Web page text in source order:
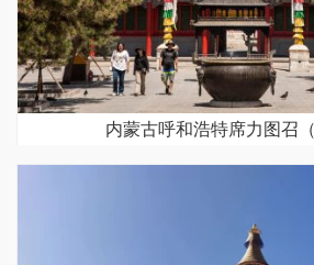
内蒙古呼和浩特席力图召（